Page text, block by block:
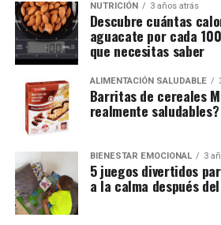
NUTRICIÓN 3 años atrás
Descubre cuántas
aguacate por cada
que necesitas saber
ALIMENTACIÓN SALUDABLE
Barritas de cereales
realmente saludables?
BIENESTAR EMOCIONAL 3
5 juegos divertidos
a la calma después